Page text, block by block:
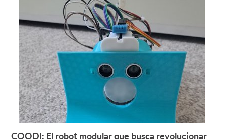
COODI: El robot modular que busca revolucionar